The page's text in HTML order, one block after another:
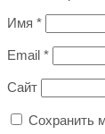
Имя *
Email *
Сайт
Сохранить